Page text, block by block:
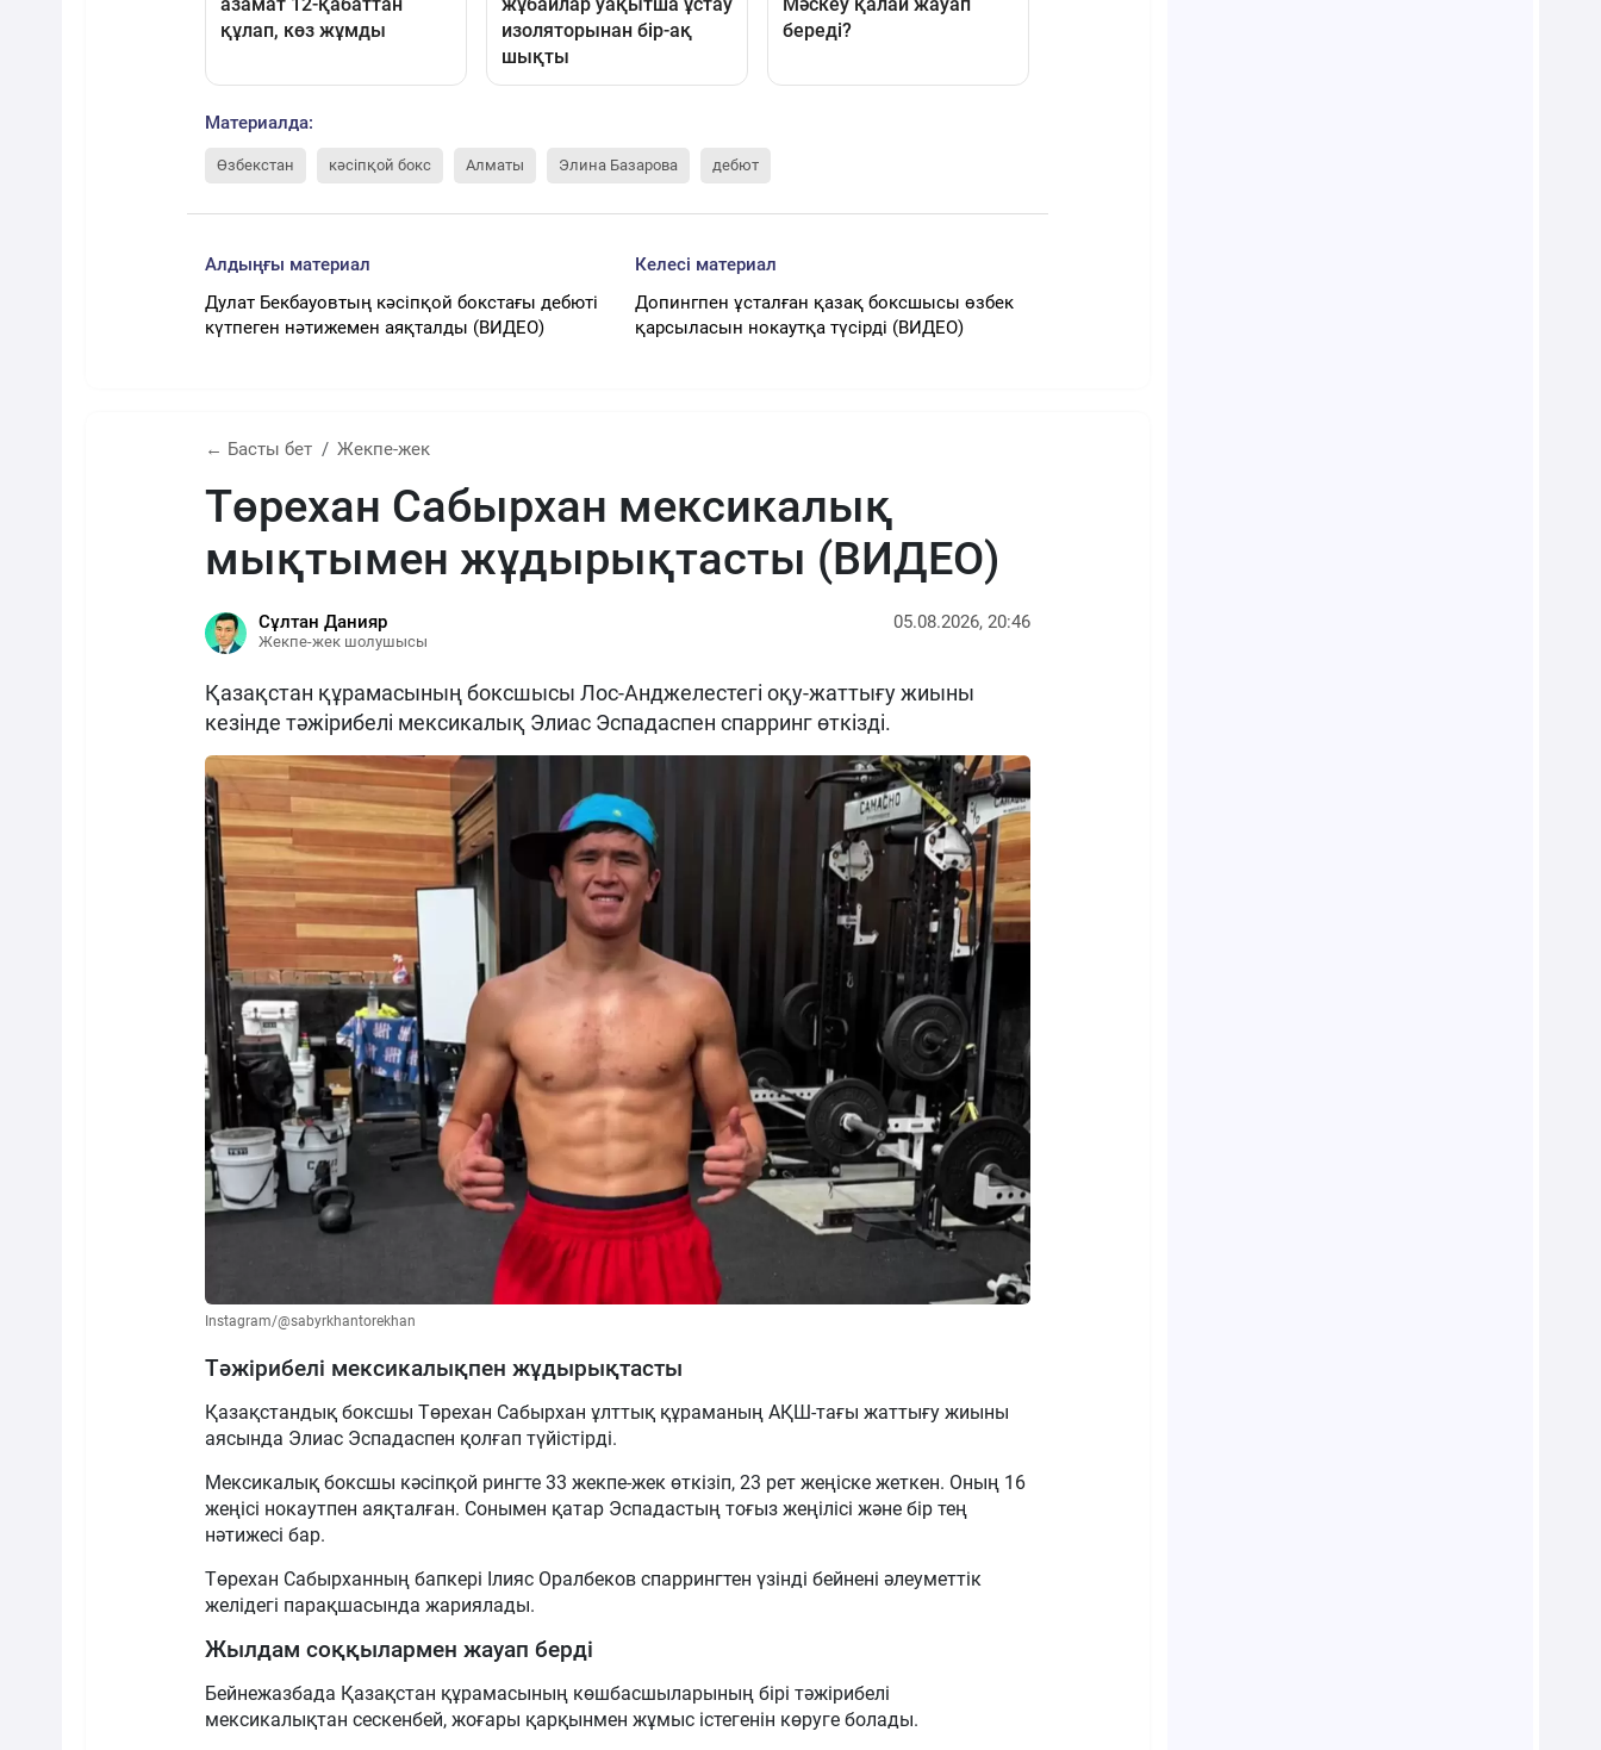
Материалда:
Өзбекстан кәсіпқой бокс Алматы Элина Базарова дебют
Алдыңғы материал
Дулат Бекбауовтың кәсіпқой бокстағы дебюті
күтпеген нәтижемен аяқталды (ВИДЕО)
Келесі материал
Допингпен ұсталған қазақ боксшысы өзбек
қарсыласын нокаутқа түсірді (ВИДЕО)
← Басты бет Жекпе-жек
Төрехан Сабырхан мексикалық
мықтымен жұдырықтасты (ВИДЕО)
Сұлтан Данияр
Жекпе-жек шолушысы
05.08.2026, 20:46
Қазақстан құрамасының боксшысы Лос-Анджелестегі оқу-жаттығу жиыны
кезінде тәжірибелі мексикалық Элиас Эспадаспен спарринг өткізді.
Instagram/@sabyrkhantorekhan
Тәжірибелі мексикалықпен жұдырықтасты
Қазақстандық боксшы Төрехан Сабырхан ұлттық құраманың АҚШ-тағы жаттығу жиыны
аясында Элиас Эспадаспен қолғап түйістірді.
Мексикалық боксшы кәсіпқой рингте 33 жекпе-жек өткізіп, 23 рет жеңіске жеткен. Оның 16
жеңісі нокаутпен аяқталған. Сонымен қатар Эспадастың тоғыз жеңілісі және бір тең
нәтижесі бар.
Төрехан Сабырханның бапкері Ілияс Оралбеков спаррингтен үзінді бейнені әлеуметтік
желідегі парақшасында жариялады.
Жылдам соққылармен жауап берді
Бейнежазбада Қазақстан құрамасының көшбасшыларының бірі тәжірибелі
мексикалықтан сескенбей, жоғары қарқынмен жұмыс істегенін көруге болады.